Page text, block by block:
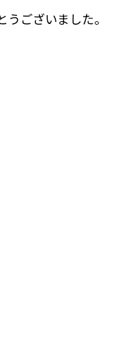
ございました。